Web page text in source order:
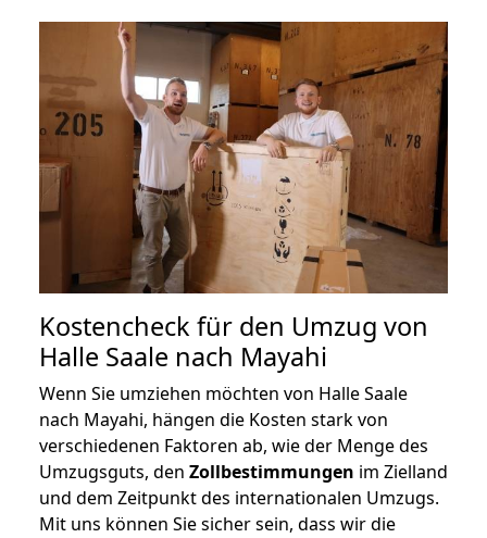
Kostencheck für den Umzug von
Halle Saale nach Mayahi
Wenn Sie umziehen möchten von Halle Saale
nach Mayahi, hängen die Kosten stark von
verschiedenen Faktoren ab, wie der Menge des
Umzugsguts, den Zollbestimmungen im Zielland
und dem Zeitpunkt des internationalen Umzugs.
Mit uns können Sie sicher sein, dass wir die